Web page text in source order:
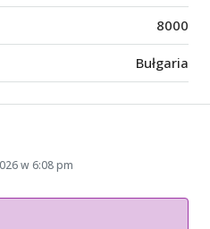
8000
Bułgaria
w 6:08 pm